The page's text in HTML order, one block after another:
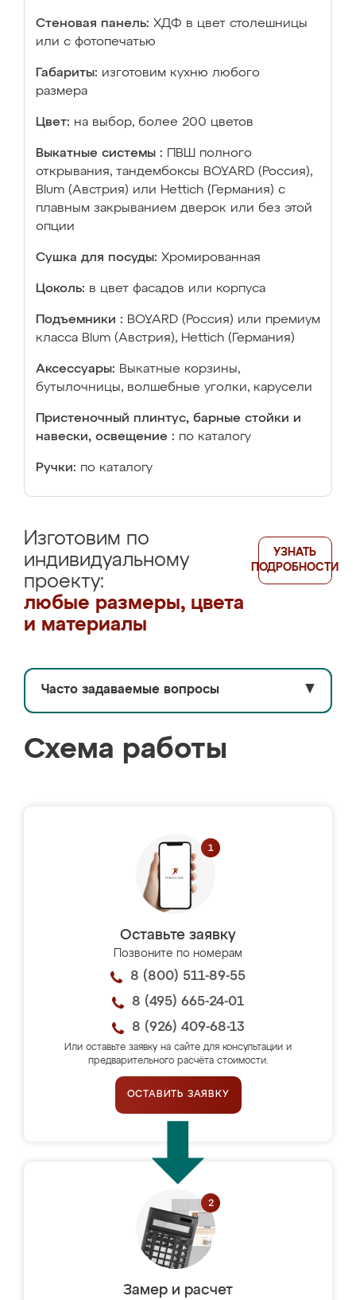
Стеновая панель: ХДФ в цвет столешницы
или с фотопечатью
Габариты: изготовим кухню любого
размера
Цвет: на выбор, более 200 цветов
Выкатные системы :
ПВШ полного
открывания, тандембоксы BOYARD (Россия),
Blum (Австрия) или Hettich (Германия) с
плавным закрыванием дверок или без этой
опции
Сушка для посуды: Хромированная
Цоколь: в цвет фасадов или корпуса
Подъемники : BOYARD (Россия) или премиум
класса Blum (Австрия), Hettich (Германия)
Аксессуары: Выкатные корзины,
бутылочницы, волшебные уголки, карусели
Пристеночный плинтус, барные стойки и
навески, освещение : по каталогу
Ручки: по каталогу
Изготовим по
индивидуальному
проекту:
любые размеры, цвета
и материалы
УЗНАТЬ
ПОДРОБНОСТИ
Часто задаваемые вопросы ▼
Схема работы
Оставьте заявку
Позвоните по номерам
8 (800) 511-89-55
8 (495) 665-24-01
8 (926) 409-68-13
Или оставьте заявку на сайте для консультации и
предварительного расчёта стоимости.
ОСТАВИТЬ ЗАЯВКУ
Замер и расчет